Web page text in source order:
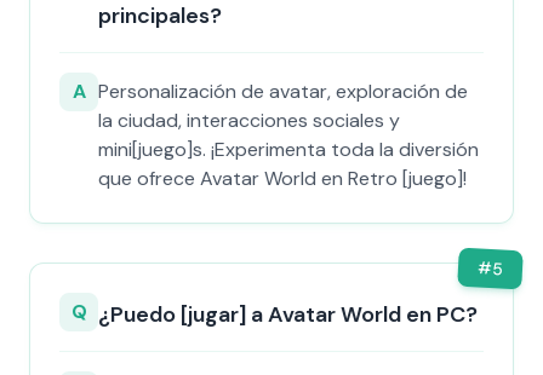
principales?
A Personalización de avatar, exploración de
la ciudad, interacciones sociales y
mini[juego]s. ¡Experimenta toda la diversión
que ofrece Avatar World en Retro [juego]!
#5
Q ¿Puedo [jugar] a Avatar World en PC?